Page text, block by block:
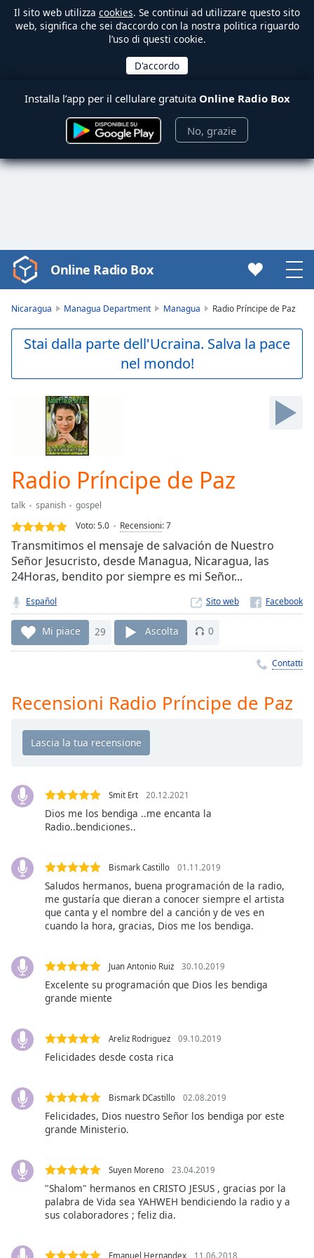
Il sito web utilizza cookies. Se continui ad utilizzare questo sito
web, significa che sei d’accordo con la nostra politica riguardo
l’uso di questi cookie.
Installa l’app per il cellulare gratuita Online Radio Box
No, grazie
Video
Player
Play
Video
Skip
Loaded:
0.00%
Stream
TypeLIVE
Seek to
currently
behind
liveLIVE
Remaining
Time-
Playback
Chapters
Descriptions
descriptions
selected
subtitles
settings,
subtitles
settings
dialog
subtitles
selected
Picture-
in-
Fullscreen
Beginning
Online Radio Box
Nicaragua Managua Department Managua Radio Príncipe de Paz
Stai dalla parte dell'Ucraina. Salva la pace
nel mondo!
Radio Príncipe de Paz
talk spanish
gospel
Voto:5.0 Recensioni:7
Transmitimos el mensaje de salvación de Nuestro
Señor Jesucristo, desde Managua, Nicaragua, las
24Horas, bendito por siempre es mi Señor...
Español Sito web
Mi piace 29 Ascolta 0
Contatti
Recensioni Radio Príncipe de Paz
Smit Ert 20.12.2021
Dios me los bendiga ..me encanta la
Radio..bendiciones..
Bismark Castillo 01.11.2019
Saludos hermanos, buena programación de la radio,
me gustaría que dieran a conocer siempre el artista
que canta y el nombre del a canción y de ves en
cuando la hora, gracias, Dios me los bendiga.
Juan Antonio Ruiz 30.10.2019
Excelente su programación que Dios les bendiga
grande miente
Areliz Rodriguez 09.10.2019
Felicidades desde costa rica
Bismark DCastillo 02.08.2019
Felicidades, Dios nuestro Señor los bendiga por este
grande Ministerio.
Suyen Moreno 23.04.2019
"Shalom" hermanos en CRISTO JESUS , gracias por la
palabra de Vida sea YAHWEH bendiciendo la radio y a
sus colaboradores ; feliz dia.
Emanuel Hernandex 11.06.2018